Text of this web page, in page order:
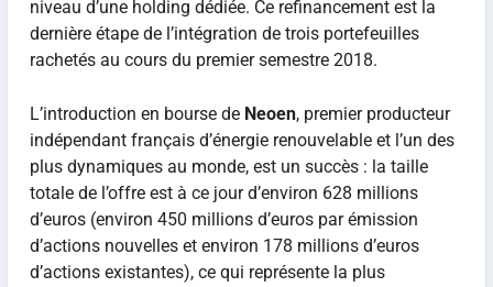
niveau d’une holding dédiée. Ce refinancement est la
dernière étape de l’intégration de trois portefeuilles
rachetés au cours du premier semestre 2018.
L’introduction en bourse de Neoen, premier producteur
indépendant français d’énergie renouvelable et l’un des
plus dynamiques au monde, est un succès : la taille
totale de l’offre est à ce jour d’environ 628 millions
d’euros (environ 450 millions d’euros par émission
d’actions nouvelles et environ 178 millions d’euros
d’actions existantes), ce qui représente la plus